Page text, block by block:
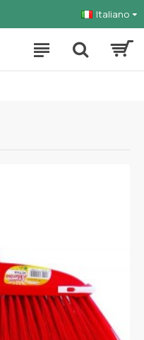
Italiano